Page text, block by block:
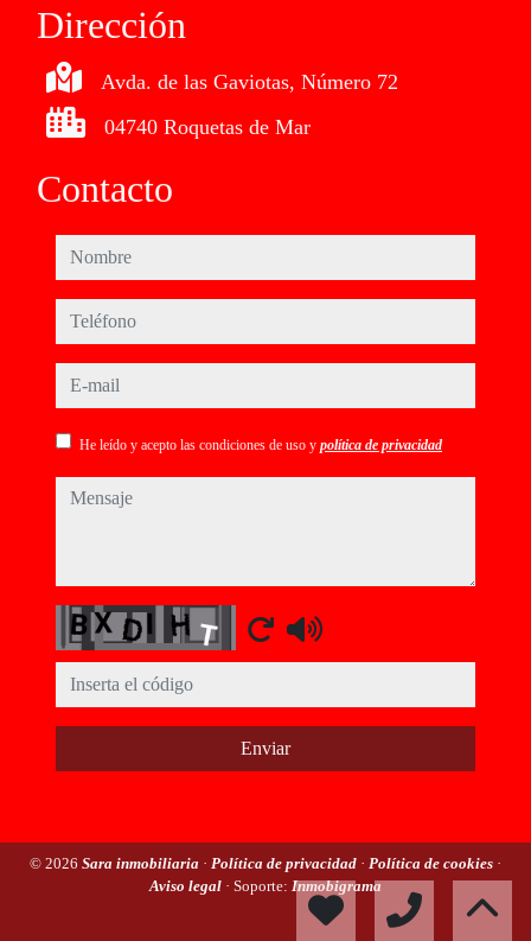
Dirección
Avda. de las Gaviotas, Número 72
04740 Roquetas de Mar
Contacto
nombre
teléfono
e-mail
He leído y acepto las condiciones de uso y política de privacidad
mensaje
Captcha
Enviar
© 2026 Sara inmobiliaria · Política de privacidad · Política de cookies ·
Aviso legal · Soporte: Inmobigrama